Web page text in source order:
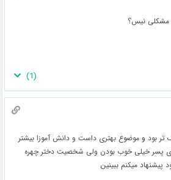
مشکلی نیس؟
(
1
)
بود و موضوع بهتری داست و دانش آموزا بیشتر
خیلی خوب بودن ولی شخصیت دختر چهره
میکنم ببینین